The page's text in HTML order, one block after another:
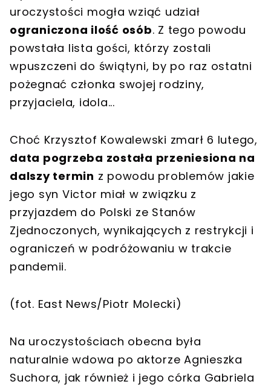
uroczystości mogła wziąć udział
ograniczona ilość osób. Z tego powodu
powstała lista gości, którzy zostali
wpuszczeni do świątyni, by po raz ostatni
pożegnać członka swojej rodziny,
przyjaciela, idola...
Choć Krzysztof Kowalewski zmarł 6 lutego,
data pogrzeba została przeniesiona na
dalszy termin z powodu problemów jakie
jego syn Victor miał w związku z
przyjazdem do Polski ze Stanów
Zjednoczonych, wynikających z restrykcji i
ograniczeń w podróżowaniu w trakcie
pandemii.
(fot. East News/Piotr Molecki)
Na uroczystościach obecna była
naturalnie wdowa po aktorze Agnieszka
Suchora, jak również i jego córka Gabriela